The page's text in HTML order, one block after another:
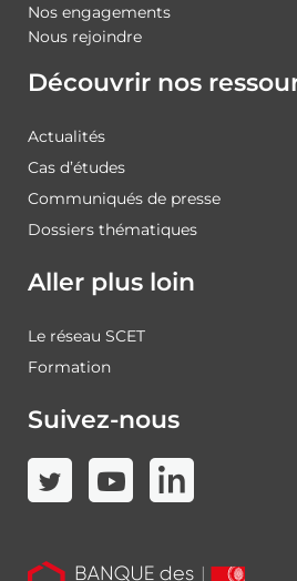
Nos engagements
Nous rejoindre
Découvrir nos
Actualités
Cas d’études
Communiqués de presse
Dossiers thématiques
Aller plus loin
Le réseau SCET
Formation
Suivez-nous